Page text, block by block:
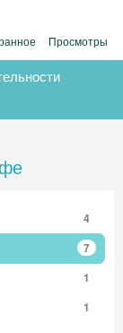
Просмотры
4
7
1
1